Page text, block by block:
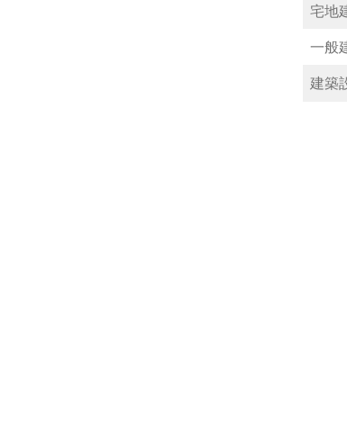
宅地
一般
建築